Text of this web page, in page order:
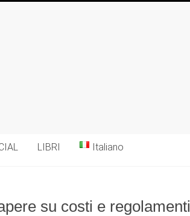
LIBRI Italiano
su costi e regolamenti